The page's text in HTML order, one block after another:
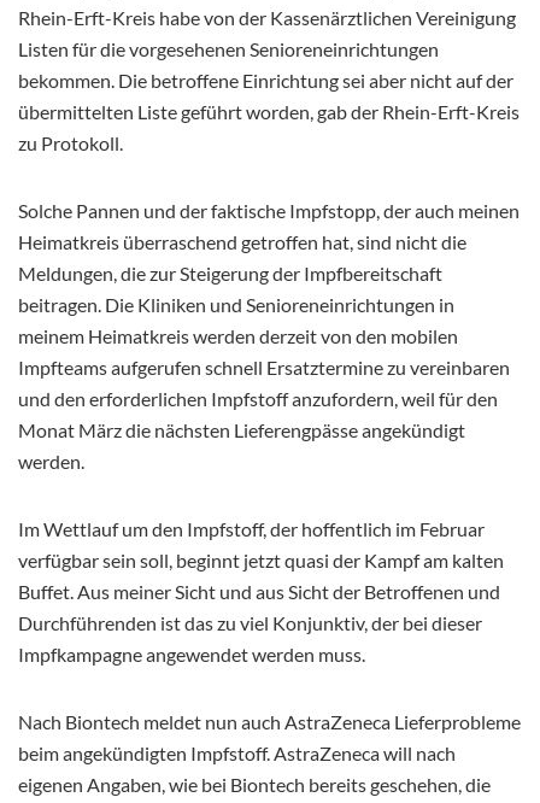
Rhein-Erft-Kreis habe von der Kassenärztlichen Vereinigung
Listen für die vorgesehenen Senioreneinrichtungen
bekommen. Die betroffene Einrichtung sei aber nicht auf der
übermittelten Liste geführt worden, gab der Rhein-Erft-Kreis
zu Protokoll.
Solche Pannen und der faktische Impfstopp, der auch meinen
Heimatkreis überraschend getroffen hat, sind nicht die
Meldungen, die zur Steigerung der Impfbereitschaft
beitragen. Die Kliniken und Senioreneinrichtungen in
meinem Heimatkreis werden derzeit von den mobilen
Impfteams aufgerufen schnell Ersatztermine zu vereinbaren
und den erforderlichen Impfstoff anzufordern, weil für den
Monat März die nächsten Lieferengpässe angekündigt
werden.
Im Wettlauf um den Impfstoff, der hoffentlich im Februar
verfügbar sein soll, beginnt jetzt quasi der Kampf am kalten
Buffet. Aus meiner Sicht und aus Sicht der Betroffenen und
Durchführenden ist das zu viel Konjunktiv, der bei dieser
Impfkampagne angewendet werden muss.
Nach Biontech meldet nun auch AstraZeneca Lieferprobleme
beim angekündigten Impfstoff. AstraZeneca will nach
eigenen Angaben, wie bei Biontech bereits geschehen, die